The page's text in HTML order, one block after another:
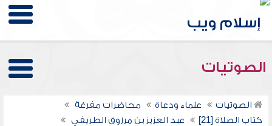
الصوتيات
الصوتيات علماء ودعاة
محاضرات مفرغة
كتاب الصلاة [21]
عبد العزيز بن مرزوق الطريفي